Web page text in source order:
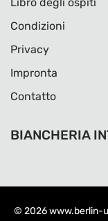
Condizioni
Privacy
Impronta
Contatto
BIANCHERIA
© 2026 www.berlin-